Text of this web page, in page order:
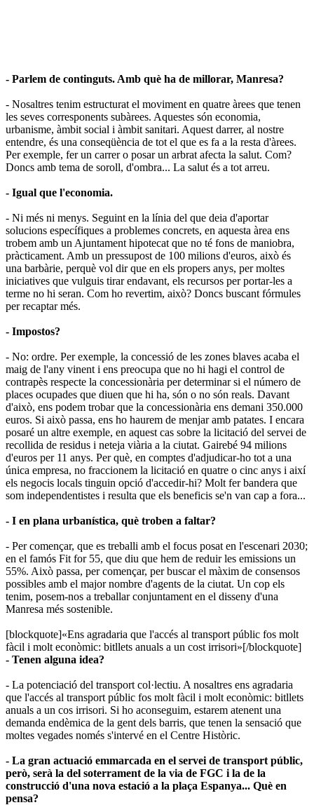
- Parlem de continguts. Amb què ha de millorar, Manresa?
- Nosaltres tenim estructurat el moviment en quatre àrees que tenen
les seves corresponents subàrees. Aquestes són economia,
urbanisme, àmbit social i àmbit sanitari. Aquest darrer, al nostre
entendre, és una conseqüència de tot el que es fa a la resta d'àrees.
Per exemple, fer un carrer o posar un arbrat afecta la salut. Com?
Doncs amb tema de soroll, d'ombra... La salut és a tot arreu.
- Igual que l'economia.
- Ni més ni menys. Seguint en la línia del que deia d'aportar
solucions específiques a problemes concrets, en aquesta àrea ens
trobem amb un Ajuntament hipotecat que no té fons de maniobra,
pràcticament. Amb un pressupost de 100 milions d'euros, això és
una barbàrie, perquè vol dir que en els propers anys, per moltes
iniciatives que vulguis tirar endavant, els recursos per portar-les a
terme no hi seran. Com ho revertim, això? Doncs buscant fórmules
per recaptar més.
- Impostos?
- No: ordre. Per exemple, la concessió de les zones blaves acaba el
maig de l'any vinent i ens preocupa que no hi hagi el control de
contrapès respecte la concessionària per determinar si el número de
places ocupades que diuen que hi ha, són o no són reals. Davant
d'això, ens podem trobar que la concessionària ens demani 350.000
euros. Si això passa, ens ho haurem de menjar amb patates. I encara
posaré un altre exemple, en aquest cas sobre la licitació del servei de
recollida de residus i neteja viària a la ciutat. Gairebé 94 milions
d'euros per 11 anys. Per què, en comptes d'adjudicar-ho tot a una
única empresa, no fraccionem la licitació en quatre o cinc anys i així
els negocis locals tinguin opció d'accedir-hi? Molt fer bandera que
som independentistes i resulta que els beneficis se'n van cap a fora...
- I en plana urbanística, què troben a faltar?
- Per començar, que es treballi amb el focus posat en l'escenari 2030;
en el famós Fit for 55, que diu que hem de reduir les emissions un
55%. Això passa, per començar, per buscar el màxim de consensos
possibles amb el major nombre d'agents de la ciutat. Un cop els
tenim, posem-nos a treballar conjuntament en el disseny d'una
Manresa més sostenible.
[blockquote]«Ens agradaria que l'accés al transport públic fos molt
fàcil i molt econòmic: bitllets anuals a un cost irrisori»[/blockquote]
- Tenen alguna idea?
- La potenciació del transport col·lectiu. A nosaltres ens agradaria
que l'accés al transport públic fos molt fàcil i molt econòmic: bitllets
anuals a un cos irrisori. Si ho aconseguim, estarem atenent una
demanda endèmica de la gent dels barris, que tenen la sensació que
moltes vegades només s'intervé en el Centre Històric.
- La gran actuació emmarcada en el servei de transport públic,
però, serà la del soterrament de la via de FGC i la de la
construcció d'una nova estació a la plaça Espanya... Què en
pensa?